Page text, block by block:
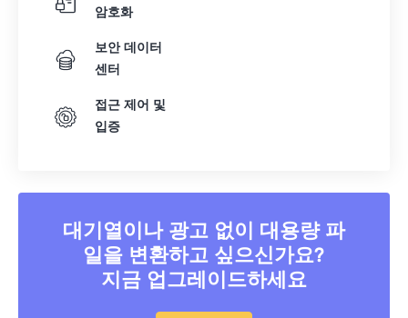
암호화
보안 데이터
센터
접근 제어 및
입증
대기열이나 광고 없이 대용량 파
일을 변환하고 싶으신가요?
지금 업그레이드하세요